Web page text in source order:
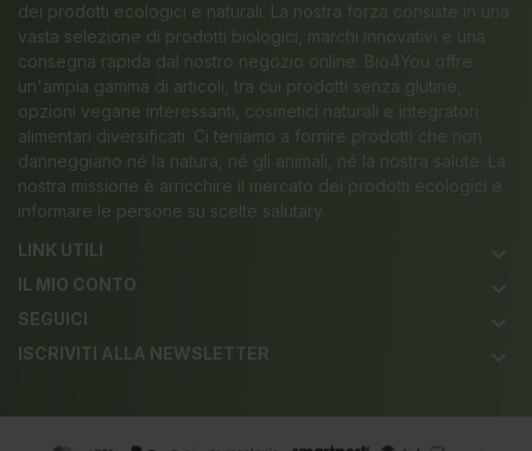
dei prodotti ecologici e naturali. La nostra forza consiste in una
vasta selezione di prodotti biologici, marchi innovativi e una
consegna rapida dal nostro negozio online. Bio4You offre
un'ampia gamma di articoli, tra cui prodotti senza glutine,
opzioni vegane interessanti, cosmetici naturali e integratori
alimentari diversificati. Ci teniamo a fornire prodotti che non
danneggiano né la natura, né gli animali, né la nostra salute. La
nostra missione è arricchire il mercato dei prodotti ecologici e
informare le persone su scelte salutary.
LINK UTILI
keyboard_arrow_down
IL MIO CONTO keyboard_arrow_down
SEGUICI keyboard_arrow_down
ISCRIVITI ALLA NEWSLETTER keyboard_arrow_down